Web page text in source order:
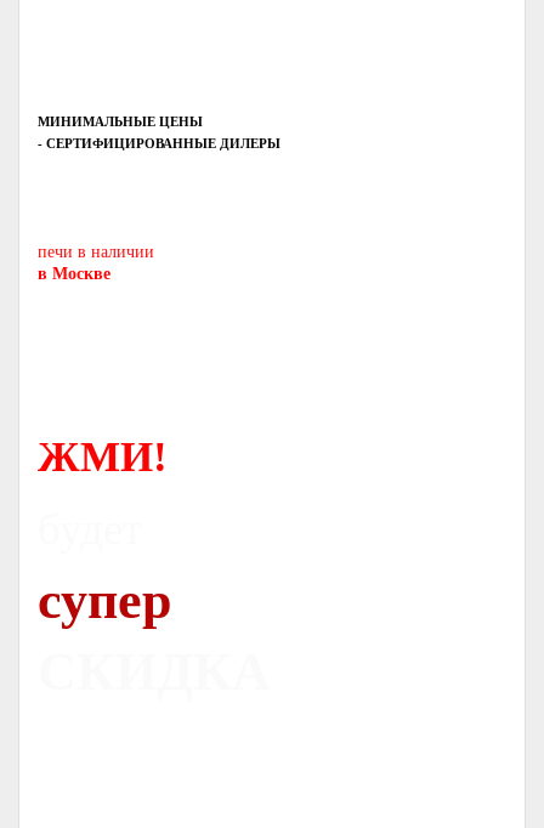
МИНИМАЛЬНЫЕ ЦЕНЫ
- СЕРТИФИЦИРОВАННЫЕ ДИЛЕРЫ
печи в наличии
в Москве
ЖМИ!
супер